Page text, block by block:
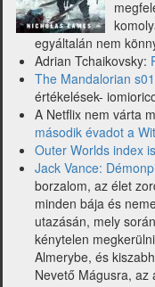
egyáltalán nem
Adrian Tchaikovsky:
The Mandalorian
értékelések-
A Netflix nem várta
második évadot a
Outer Worlds index
Jack Vance:
borzalom, az élet
minden bája és
utazásán, mely
kénytelen
Almerybe, és
Nevető Mágusra, az